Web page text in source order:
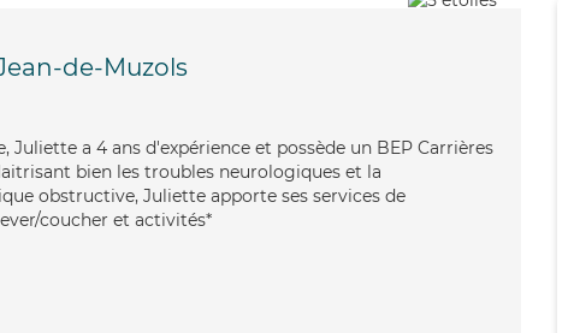
de-Muzols
Juliette a 4 ans d'expérience et possède un BEP Carrières
bien les troubles neurologiques et la
obstructive, Juliette apporte ses services de
coucher et activités*